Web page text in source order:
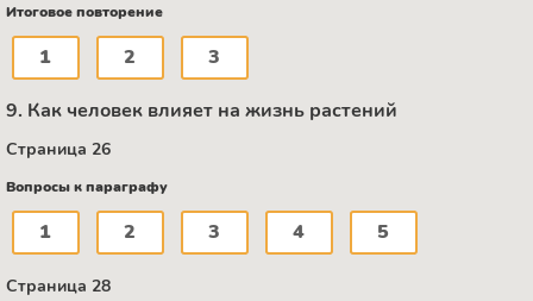
Итоговое повторение
1 2 3
9. Как человек влияет на жизнь растений
Страница 26
Вопросы к параграфу
1 2 3 4 5
Страница 28